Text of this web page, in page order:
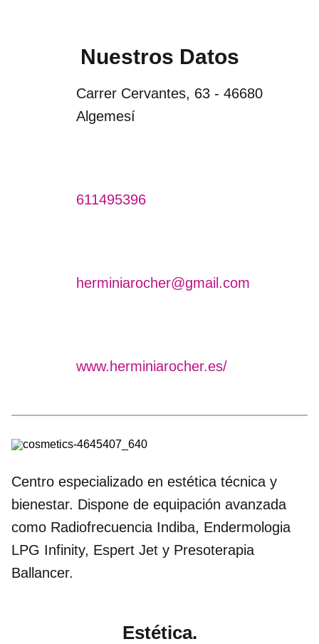
Nuestros Datos
Carrer Cervantes, 63 - 46680
Algemesí
611495396
herminiarocher@gmail.com
www.herminiarocher.es/
Centro especializado en estética técnica y
bienestar. Dispone de equipación avanzada
como Radiofrecuencia Indiba, Endermologia
LPG Infinity, Espert Jet y Presoterapia
Ballancer.
Estética.